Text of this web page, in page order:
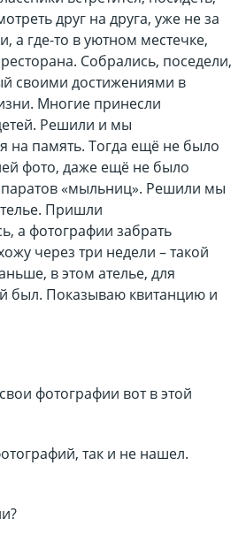
друг на друга, уже не за
а где-то в уютном местечке,
Собрались, поседели,
своими достижениями в
Многие принесли
Решили и мы
на память. Тогда ещё не было
фото, даже ещё не было
«мыльниц». Решили мы
Пришли
а фотографии забрать
через три недели – такой
в этом ателье, для
был. Показываю квитанцию и
фотографии вот в этой
так и не нашел.